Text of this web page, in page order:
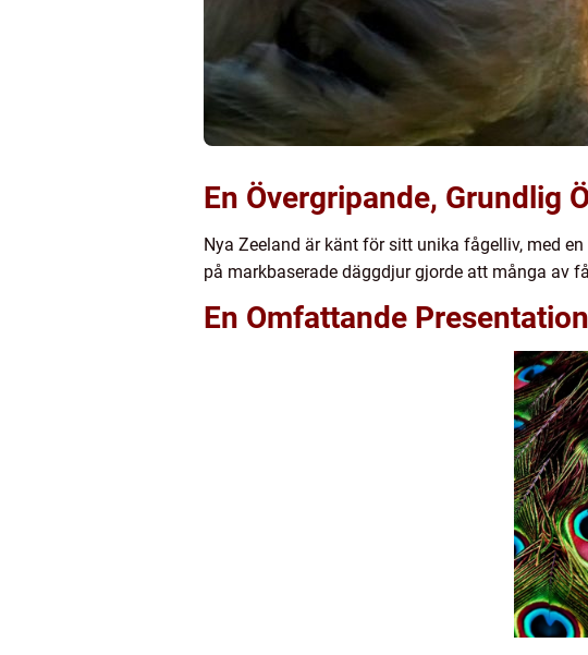
En Övergripande, Grundlig
Nya Zeeland är känt för sitt unika fågelliv, med
på markbaserade däggdjur gjorde att många av
En Omfattande